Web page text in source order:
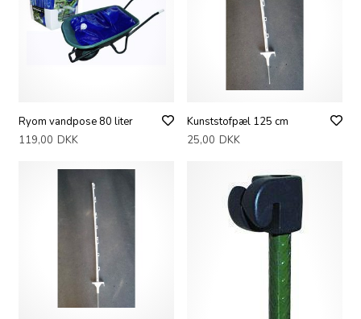
Ryom vandpose 80 liter
119,00 DKK
Kunststofpæl 125 cm
25,00 DKK